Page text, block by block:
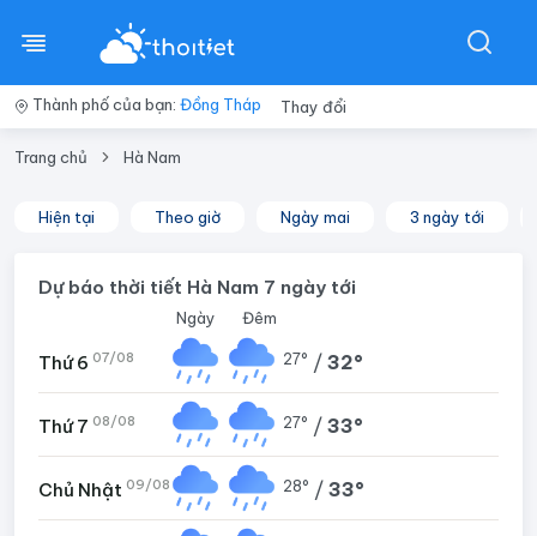
Thành phố của bạn: Đồng Tháp Thay đổi
Trang chủ Hà Nam
Hiện tại Theo giờ Ngày mai 3 ngày tới
Dự báo thời tiết Hà Nam 7 ngày tới
Ngày Đêm
Thứ 6 07/08 27° / 32°
Thứ 7 08/08 27° / 33°
Chủ Nhật 09/08 28° / 33°